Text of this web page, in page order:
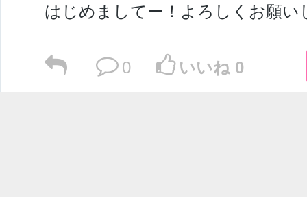
はじめましてー！よろしくお願い
0 いいね 0